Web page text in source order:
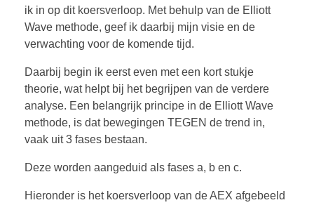
ik in op dit koersverloop. Met behulp van de Elliott
Wave methode, geef ik daarbij mijn visie en de
verwachting voor de komende tijd.
Daarbij begin ik eerst even met een kort stukje
theorie, wat helpt bij het begrijpen van de verdere
analyse. Een belangrijk principe in de Elliott Wave
methode, is dat bewegingen TEGEN de trend in,
vaak uit 3 fases bestaan.
Deze worden aangeduid als fases a, b en c.
Hieronder is het koersverloop van de AEX afgebeeld